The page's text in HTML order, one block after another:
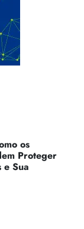
os
Proteger
e Sua